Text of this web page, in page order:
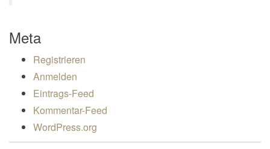
Meta
Registrieren
Anmelden
Eintrags-Feed
Kommentar-Feed
WordPress.org